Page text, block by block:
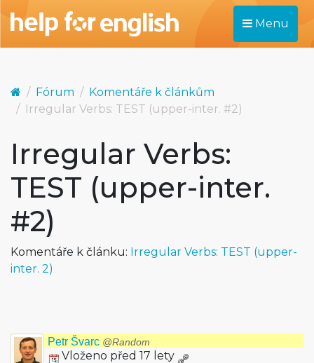
Menu
Fórum
Komentáře k článkům
Irregular Verbs: TEST (upper-inter. #2)
Irregular Verbs:
TEST (upper-inter.
#2)
Komentáře k článku: Irregular Verbs: TEST (upper-
inter. 2)
Petr Švarc @Random
Vloženo před 17 lety